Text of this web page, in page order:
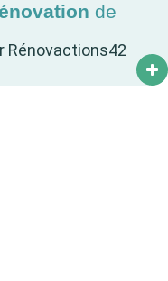
de
Rénovactions42